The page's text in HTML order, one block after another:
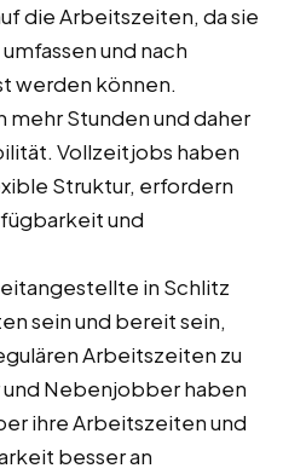
die Arbeitszeiten, da sie
und nach
werden können.
Stunden und daher
Vollzeitjobs haben
Struktur, erfordern
und
in Schlitz
sein und bereit sein,
Arbeitszeiten zu
Nebenjobber haben
ihre Arbeitszeiten und
besser an